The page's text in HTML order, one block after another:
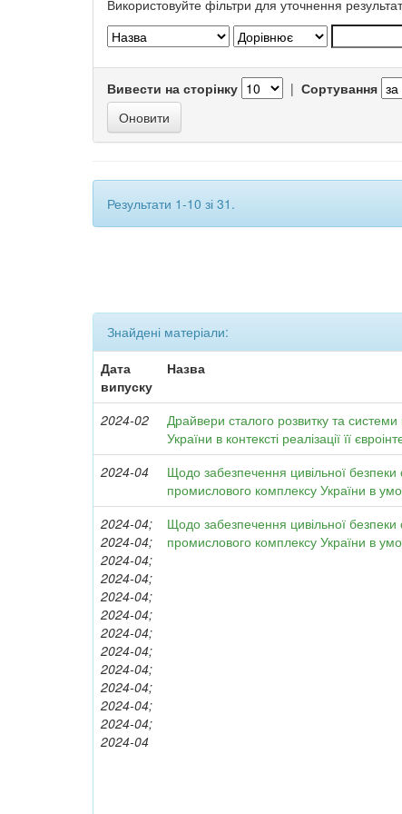
Використовуйте фільтри для уточнення
Вивести на сторінку | Сортування
Результати 1-10 зі 31.
Знайдені матеріали:
Дата
випуску
Назва
2024-02
Драйвери сталого розвитку та системи
України в контексті реалізації її
2024-04
Щодо забезпечення цивільної безпеки
промислового комплексу України в
2024-04;
2024-04;
2024-04;
2024-04;
2024-04;
2024-04;
2024-04;
2024-04;
2024-04;
2024-04;
2024-04;
2024-04;
2024-04
Щодо забезпечення цивільної безпеки
промислового комплексу України в